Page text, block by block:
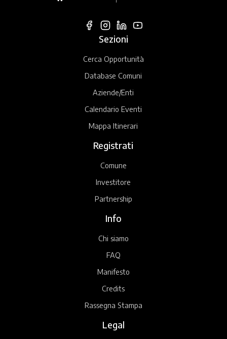
Sezioni
Cerca Opportunità
Database Comuni
Aziende/Enti
Calendario Eventi
Mappa Itinerari
Registrati
Comune
Investitore
Partnership
Info
Chi siamo
FAQ
Manifesto
Credits
Rassegna Stampa
Legal